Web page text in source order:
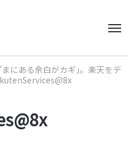
にある余白がカギ｣。楽天をデ